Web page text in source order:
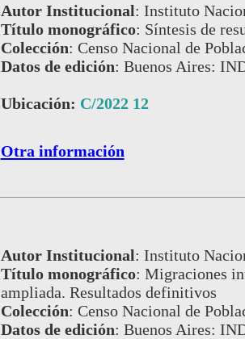
Autor Institucional: Instituto
Título monográfico: Síntesis de
Colección: Censo Nacional de
Datos de edición: Buenos Aires:
Ubicación: C/2022 12
Otra información
Autor Institucional: Instituto
Título monográfico: Migraciones
ampliada. Resultados definitivos
Colección: Censo Nacional de
Datos de edición: Buenos Aires: